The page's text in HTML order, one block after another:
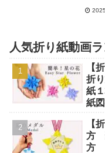
人気折り紙動画
【
折
紙
紙
【
方
方